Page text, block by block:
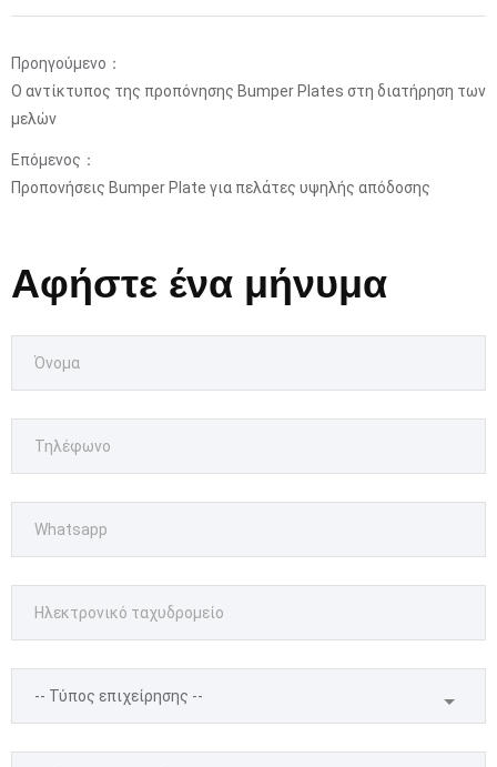
Προηγούμενο：
Ο αντίκτυπος της προπόνησης Bumper Plates στη διατήρηση των
μελών
Επόμενος：
Προπονήσεις Bumper Plate για πελάτες υψηλής απόδοσης
Αφήστε ένα μήνυμα